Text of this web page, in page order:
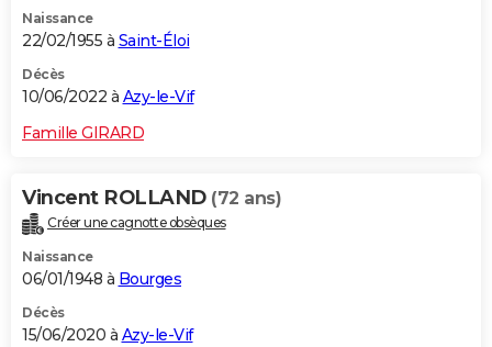
Naissance
22/02/1955 à Saint-Éloi
Décès
10/06/2022 à Azy-le-Vif
Famille GIRARD
Vincent ROLLAND (72 ans)
Créer une cagnotte obsèques
Naissance
06/01/1948 à Bourges
Décès
15/06/2020 à Azy-le-Vif